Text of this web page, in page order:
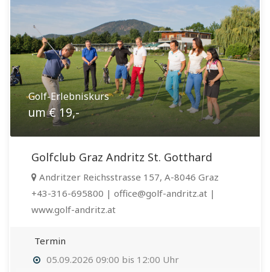
Golf-Erlebniskurs
um € 19,-
Golfclub Graz Andritz St. Gotthard
Andritzer Reichsstrasse 157, A-8046 Graz
+43-316-695800 | office@golf-andritz.at |
www.golf-andritz.at
Termin
05.09.2026 09:00 bis 12:00 Uhr